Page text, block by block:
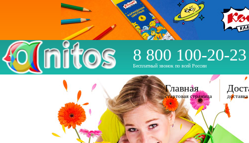
8 800 100-20-23
Бесплатный звонок по всей России
Главная
стартовая страница доставка